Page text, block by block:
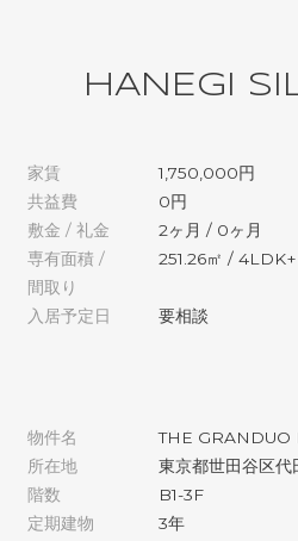
HANEGI
家賃
1,750,000円
共益費
0円
敷金 / 礼金
2ヶ月 / 0ヶ月
専有面積 /
間取り
251.26㎡ /
入居予定日 要相談
物件名
THE GRANDUO
所在地
東京都世田谷区代
階数
B1-3F
定期建物
3年